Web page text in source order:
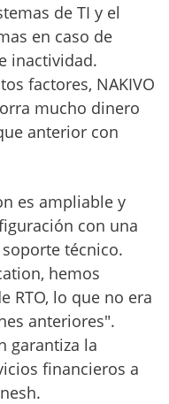
de TI y el
en caso de
inactividad.
factores, NAKIVO
mucho dinero
anterior con
es ampliable y
con una
técnico.
hemos
RTO, lo que no era
anteriores".
garantiza la
financieros a